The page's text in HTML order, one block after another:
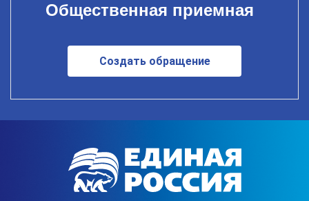
Общественная приемная
Создать обращение